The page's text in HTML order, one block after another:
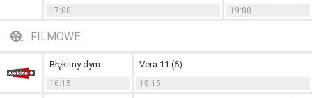
17:00 19:00
FILMOWE
Błękitny dym
16:15
Vera 11 (6)
18:15